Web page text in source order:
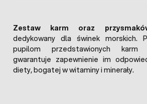
Zestaw karm oraz
dedykowany dla świnek morskich.
pupilom przedstawionych karm
gwarantuje zapewnienie im
diety, bogatej w witaminy i minerały.